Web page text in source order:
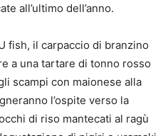
all’ultimo dell’anno.
fish, il carpaccio di branzino
a una tartare di tonno rosso
scampi con maionese alla
l’ospite verso la
di riso mantecati al ragù